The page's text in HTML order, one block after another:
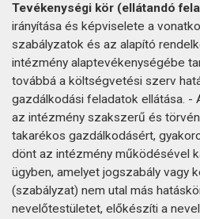
Tevékenységi kör (ellátandó
irányítása és képviselete a
szabályzatok és az alapító
intézmény alaptevékenységébe
továbbá a költségvetési szerv
gazdálkodási feladatok ellátása.
az intézmény szakszerű és
takarékos gazdálkodásért,
dönt az intézmény működésével
ügyben, amelyet jogszabály vagy
(szabályzat) nem utal más
nevelőtestületet, előkészíti a